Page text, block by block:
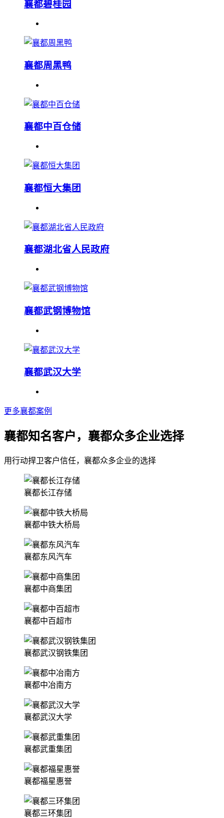
襄都碧桂园
襄都周黑鸭
襄都中百仓储
襄都恒大集团
襄都湖北省人民政府
襄都武钢博物馆
襄都武汉大学
更多襄都案例
襄都知名客户，襄都众多企业选择
用行动捍卫客户信任，襄都众多企业的选择
襄都长江存储
襄都中铁大桥局
襄都东风汽车
襄都中商集团
襄都中百超市
襄都武汉钢铁集团
襄都中冶南方
襄都武汉大学
襄都武重集团
襄都福星惠誉
襄都三环集团